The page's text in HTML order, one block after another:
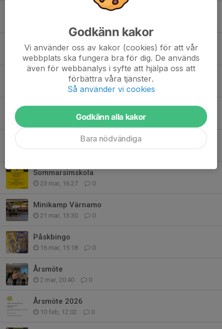
Lediga platser HT 26
Träningstävling,KM del 1
27 apr, 21:49 0
Minikamp Värnamo
18 apr, 16:23 0
Glasriket Cup Växjö
13 apr, 06:26 0
Sommarsimskola
23 mar, 16:27 0
Minikamp Värnamo
21 mar, 13:30 0
Påskbingo
16 mar, 15:18 0
Årsmöte
2 mar, 20:40 0
Årsmöte 2026
10 feb, 12:02 0
Godkänn kakor
Vi använder oss av kakor (cookies) för att vår
webbplats ska fungera bra för dig. De används
även för webbanalys i syfte att hjälpa oss att
förbättra våra tjänster.
Så använder vi cookies
Godkänn alla kakor
Bara nödvändiga